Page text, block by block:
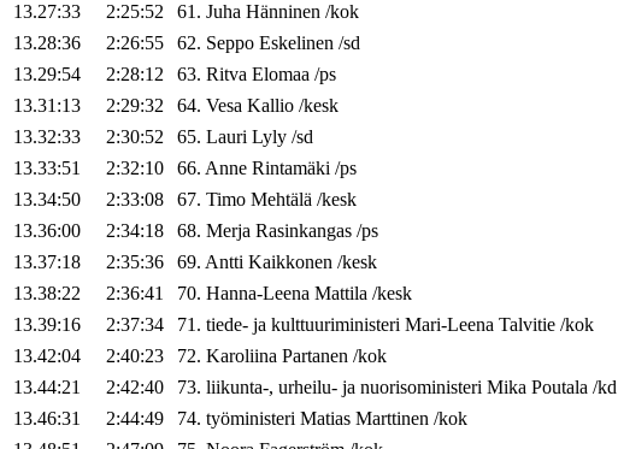
13.27:33
2:25:52 61. Juha Hänninen /kok
13.28:36
2:26:55 62. Seppo Eskelinen /sd
13.29:54
2:28:12 63. Ritva Elomaa /ps
13.31:13
2:29:32 64. Vesa Kallio /kesk
13.32:33
2:30:52 65. Lauri Lyly /sd
13.33:51
2:32:10 66. Anne Rintamäki /ps
13.34:50
2:33:08 67. Timo Mehtälä /kesk
13.36:00
2:34:18 68. Merja Rasinkangas /ps
13.37:18
2:35:36 69. Antti Kaikkonen /kesk
13.38:22
2:36:41 70. Hanna-Leena Mattila /kesk
13.39:16
2:37:34 71. tiede- ja kulttuuriministeri Mari-Leena Talvitie /kok
13.42:04
2:40:23 72. Karoliina Partanen /kok
13.44:21
2:42:40 73. liikunta-, urheilu- ja nuorisoministeri Mika Poutala /kd
13.46:31
2:44:49 74. työministeri Matias Marttinen /kok